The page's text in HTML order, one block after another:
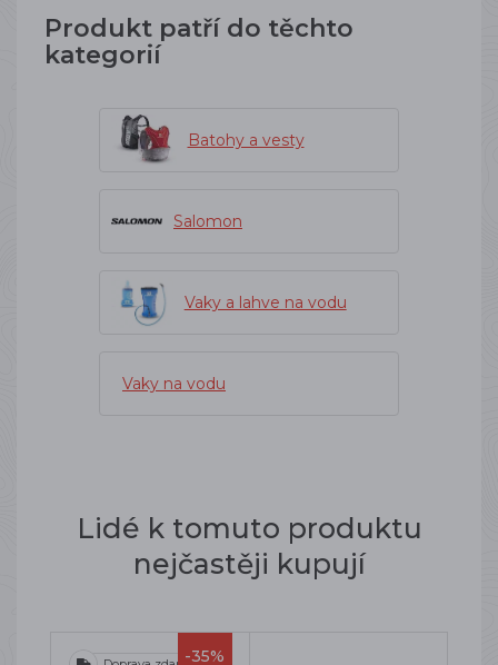
Produkt patří do těchto
kategorií
Batohy a vesty
Salomon
Vaky a lahve na vodu
Vaky na vodu
Lidé k tomuto produktu
nejčastěji kupují
-35%